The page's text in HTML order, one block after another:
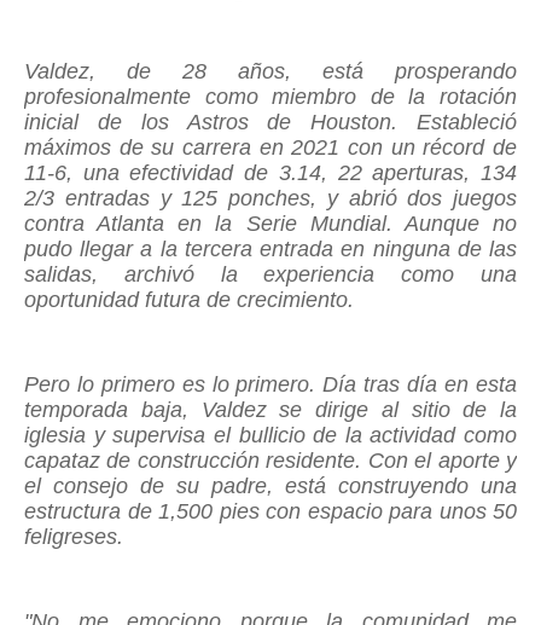
Valdez, de 28 años, está prosperando
profesionalmente como miembro de la rotación
inicial de los Astros de Houston. Estableció
máximos de su carrera en 2021 con un récord de
11-6, una efectividad de 3.14, 22 aperturas, 134
2/3 entradas y 125 ponches, y abrió dos juegos
contra Atlanta en la Serie Mundial. Aunque no
pudo llegar a la tercera entrada en ninguna de las
salidas, archivó la experiencia como una
oportunidad futura de crecimiento.
Pero lo primero es lo primero. Día tras día en esta
temporada baja, Valdez se dirige al sitio de la
iglesia y supervisa el bullicio de la actividad como
capataz de construcción residente. Con el aporte y
el consejo de su padre, está construyendo una
estructura de 1,500 pies con espacio para unos 50
feligreses.